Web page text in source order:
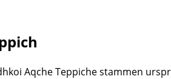
Aqche Teppiche stammen